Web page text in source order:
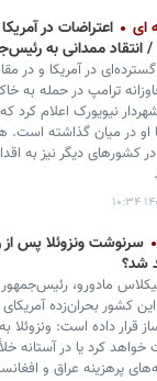
ای
اعتراضات در
/ انتقاد ممدانی به
در آمریکا و در
ترامپ در حمله به
نیویورک اعلام کرد
او در میان گذاشته است.
کشورهای دیگر نیز به
سرنوشت ونزوئلا پس از
شد؟
مادورو، رئیس‌جمهور
کشور بحران‌زده
قرار داده است:
خواهد کرد یا در آستانه
پرهزینه عراق و